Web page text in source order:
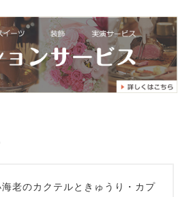
老のカクテルときゅうり・カプ